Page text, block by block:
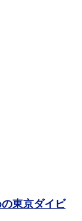
東京ダイビ